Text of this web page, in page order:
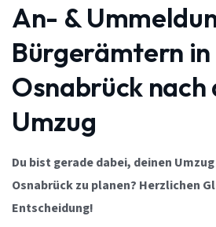
An- &
Bürgerämtern in
Osnabrück nach
Umzug
Du bist gerade dabei, deinen
Osnabrück zu planen? Herzlichen
Entscheidung!